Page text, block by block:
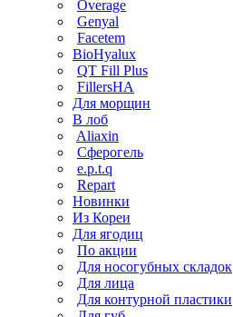
Overage
Genyal
Facetem
BioHyalux
QT Fill Plus
FillersHA
Для морщин
В лоб
Aliaxin
Сферогель
e.p.t.q
Repart
Новинки
Из Кореи
Для ягодиц
По акции
Для носогубных складок
Для лица
Для контурной пластики